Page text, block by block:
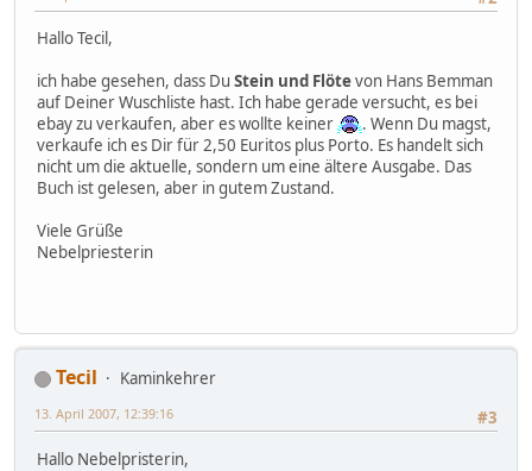
Hallo Tecil,
ich habe gesehen, dass Du Stein und Flötevon Hans Bemman
auf Deiner Wuschliste hast. Ich habe gerade versucht, es bei
ebay zu verkaufen, aber es wollte keiner
. Wenn Du magst,
verkaufe ich es Dir für 2,50 Euritos plus Porto. Es handelt sich
nicht um die aktuelle, sondern um eine ältere Ausgabe. Das
Buch ist gelesen, aber in gutem Zustand.
Viele Grüße
Nebelpriesterin
Tecil
Kaminkehrer
#3
13. April 2007, 12:39:16
Hallo Nebelpristerin,